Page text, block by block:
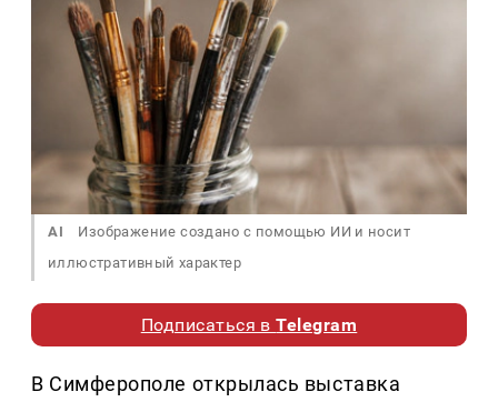
AI
Изображение создано с помощью ИИ и носит
иллюстративный характер
Подписаться вTelegram
В Симферополе открылась выставка